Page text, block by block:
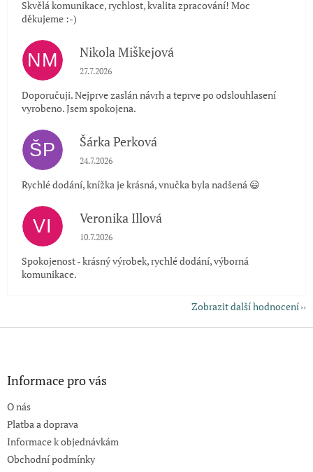
Skvělá komunikace, rychlost, kvalita zpracování! Moc
děkujeme :-)
NM Nikola Miškejová
Hodnocení obchodu je 5 z 5 hvězdiček.
27.7.2026
Doporučuji. Nejprve zaslán návrh a teprve po odslouhlasení
vyrobeno. Jsem spokojena.
ŠP Šárka Perková
Hodnocení obchodu je 5 z 5 hvězdiček.
24.7.2026
Rychlé dodání, knížka je krásná, vnučka byla nadšená 😃
VI Veronika Illová
Hodnocení obchodu je 5 z 5 hvězdiček.
10.7.2026
Spokojenost - krásný výrobek, rychlé dodání, výborná
komunikace.
Zobrazit další hodnocení
Z
Informace pro vás
O nás
Platba a doprava
Informace k objednávkám
Obchodní podmínky